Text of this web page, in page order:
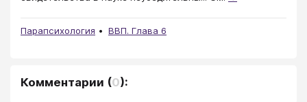
Парапсихология ВВП. Глава 6
Комментарии (0):